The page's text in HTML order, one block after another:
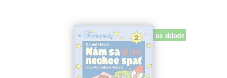
na sklade